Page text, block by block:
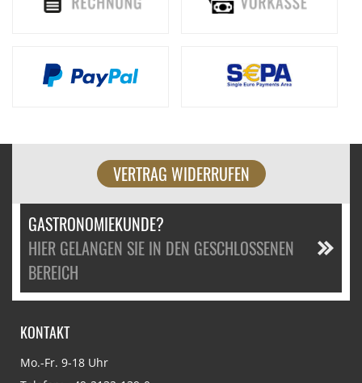
VERTRAG WIDERRUFEN
GASTRONOMIEKUNDE?
HIER GELANGEN SIE IN DEN GESCHLOSSENEN
BEREICH
KONTAKT
Mo.-Fr. 9-18 Uhr